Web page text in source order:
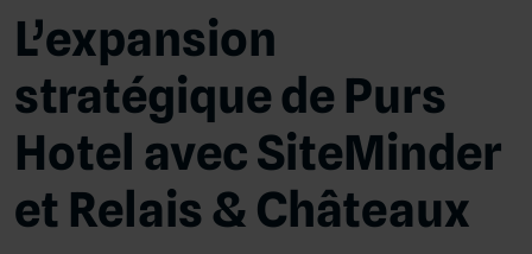
L’expansion
stratégique de Purs
Hotel avec SiteMinder
et Relais & Châteaux